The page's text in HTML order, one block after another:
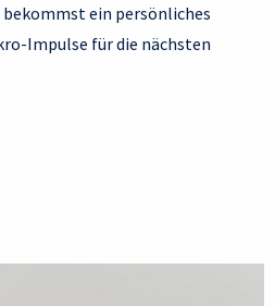
ein persönliches
Impulse für die nächsten